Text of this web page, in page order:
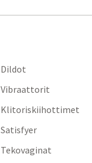
Dildot
Vibraattorit
Klitoriskiihottimet
Satisfyer
Tekovaginat